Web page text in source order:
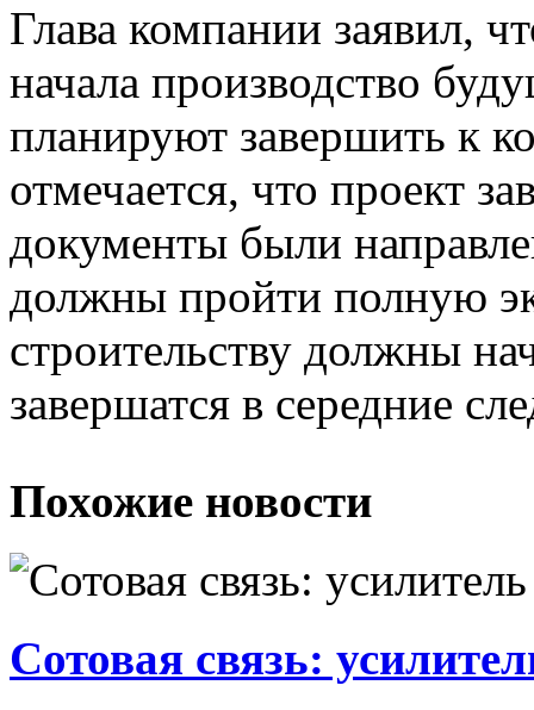
Глава компании заявил,
начала производство
планируют завершить к
отмечается, что проект
документы были
должны пройти полную
строительству должны
завершатся в середние
Похожие новости
Сотовая связь: